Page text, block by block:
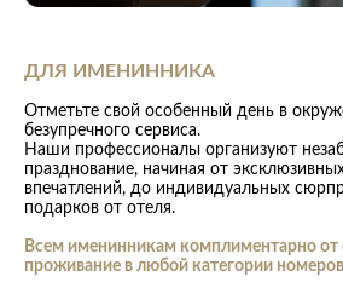
ДЛЯ ИМЕНИННИКА
Отметьте свой особенный день в
безупречного сервиса.
Наши профессионалы организуют
празднование, начиная от
впечатлений, до индивидуальных
подарков от отеля.
Всем именинникам комплиментарно от
проживание в любой категории